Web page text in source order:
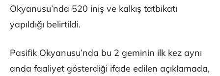
Okyanusu’nda 520 iniş ve kalkış tatbikatı
yapıldığı belirtildi.
Pasifik Okyanusu’nda bu 2 geminin ilk kez aynı
anda faaliyet gösterdiği ifade edilen açıklamada,